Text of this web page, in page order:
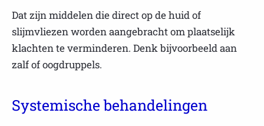
Dat zijn middelen die direct op de huid of
slijmvliezen worden aangebracht om plaatselijk
klachten te verminderen. Denk bijvoorbeeld aan
zalf of oogdruppels.
Systemische behandelingen